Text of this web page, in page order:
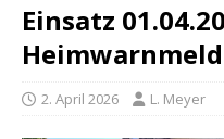
Einsatz
2. April 2026 L. Meyer